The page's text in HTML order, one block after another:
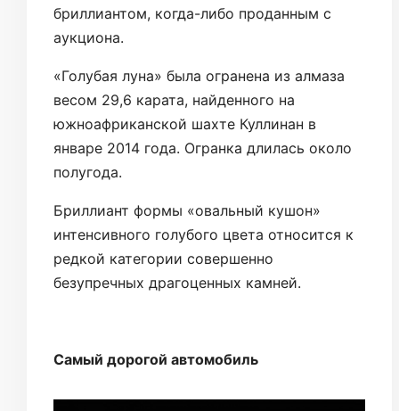
бриллиантом, когда-либо проданным с
аукциона.
«Голубая луна» была огранена из алмаза
весом 29,6 карата, найденного на
южноафриканской шахте Куллинан в
январе 2014 года. Огранка длилась около
полугода.
Бриллиант формы «овальный кушон»
интенсивного голубого цвета относится к
редкой категории совершенно
безупречных драгоценных камней.
Самый дорогой автомобиль